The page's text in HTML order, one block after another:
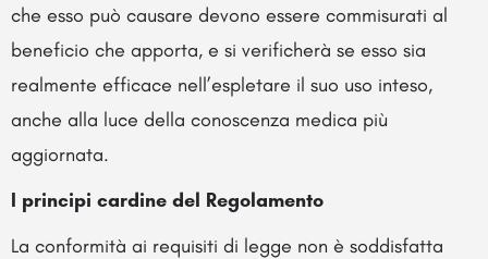
che esso può causare devono essere commisurati al
beneficio che apporta, e si verificherà se esso sia
realmente efficace nell’espletare il suo uso inteso,
anche alla luce della conoscenza medica più
aggiornata.
I principi cardine del Regolamento
La conformità ai requisiti di legge non è soddisfatta